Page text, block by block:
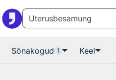
Sõnakogud 1 Keel